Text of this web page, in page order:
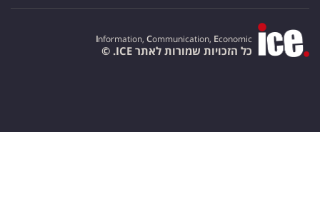
Information, Communication, Economic
כל הזכויות שמורות לאתר ICE. ©